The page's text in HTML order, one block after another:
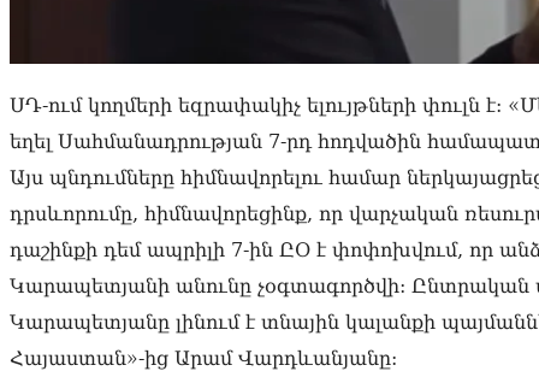
ՍԴ-ում կողմերի եզրափակիչ ելույթների փուլն է:
եղել Սահմանադրության 7-րդ հոդվածին
Այս պնդումները հիմնավորելու համար
դրսևորումը, հիմնավորեցինք, որ վարչական
դաշինքի դեմ ապրիլի 7-ին ԸՕ է փոփոխվում, որ
Կարապետյանի անունը չօգտագործվի: Ընտրական
Կարապետյանը լինում է տնային կալանքի
Հայաստան»-ից Արամ Վարդևանյանը: